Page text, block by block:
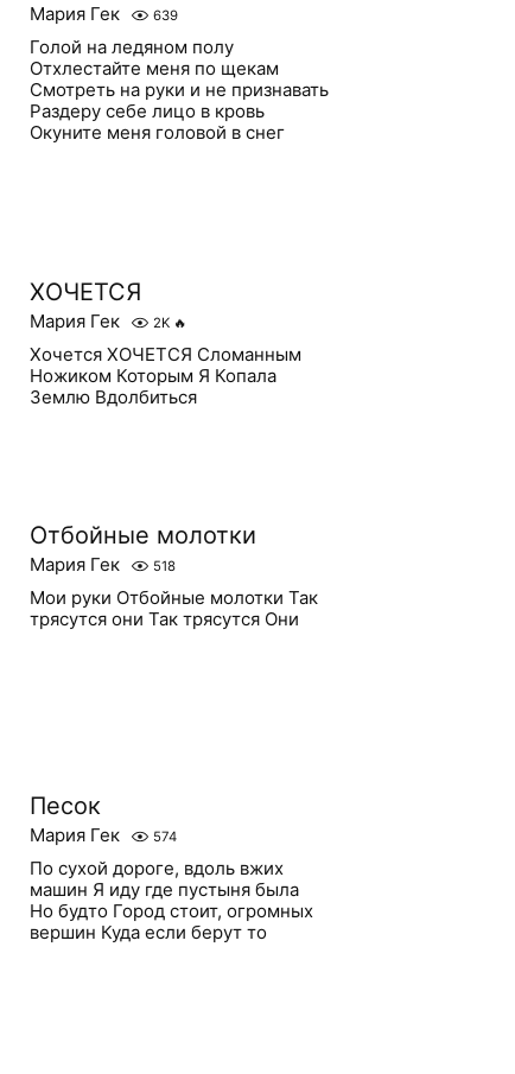
Мария Гек 639
Голой на ледяном полу
Отхлестайте меня по щекам
Смотреть на руки и не признавать
Раздеру себе лицо в кровь
Окуните меня головой в снег
ХОЧЕТСЯ
Мария Гек 2K 🔥
Хочется ХОЧЕТСЯ Сломанным
Ножиком Которым Я Копала
Землю Вдолбиться
Отбойные молотки
Мария Гек 518
Мои руки Отбойные молотки Так
трясутся они Так трясутся Они
Песок
Мария Гек 574
По сухой дороге, вдоль вжих
машин Я иду где пустыня была
Но будто Город стоит, огромных
вершин Куда если берут то